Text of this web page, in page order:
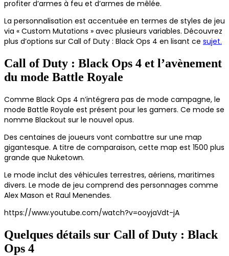
profiter d’armes à feu et d’armes de mêlée.
La personnalisation est accentuée en termes de styles de jeu
via « Custom Mutations » avec plusieurs variables. Découvrez
plus d’options sur Call of Duty : Black Ops 4 en lisant ce sujet.
Call of Duty : Black Ops 4 et l’avènement
du mode Battle Royale
Comme Black Ops 4 n’intégrera pas de mode campagne, le
mode Battle Royale est présent pour les gamers. Ce mode se
nomme Blackout sur le nouvel opus.
Des centaines de joueurs vont combattre sur une map
gigantesque. A titre de comparaison, cette map est 1500 plus
grande que Nuketown.
Le mode inclut des véhicules terrestres, aériens, maritimes
divers. Le mode de jeu comprend des personnages comme
Alex Mason et Raul Menendes.
https://www.youtube.com/watch?v=ooyjaVdt-jA
Quelques détails sur Call of Duty : Black
Ops 4